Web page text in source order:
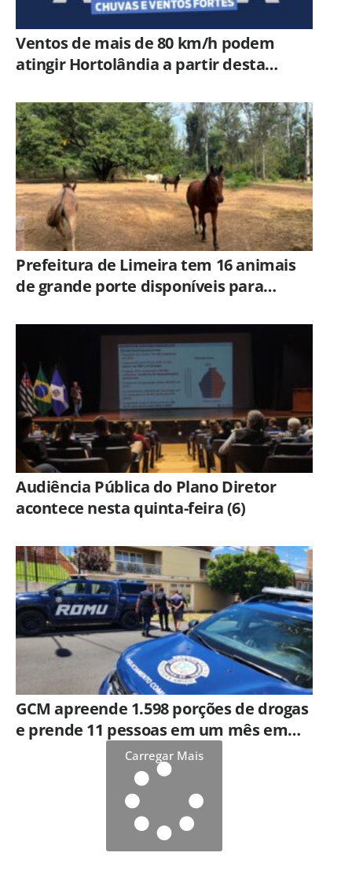
Ventos de mais de 80 km/h podem
atingir Hortolândia a partir desta
Prefeitura de Limeira tem 16 animais
de grande porte disponíveis para
Audiência Pública do Plano Diretor
acontece nesta quinta-feira (6)
GCM apreende 1.598 porções de drogas
e prende 11 pessoas em um mês em
Carregar Mais